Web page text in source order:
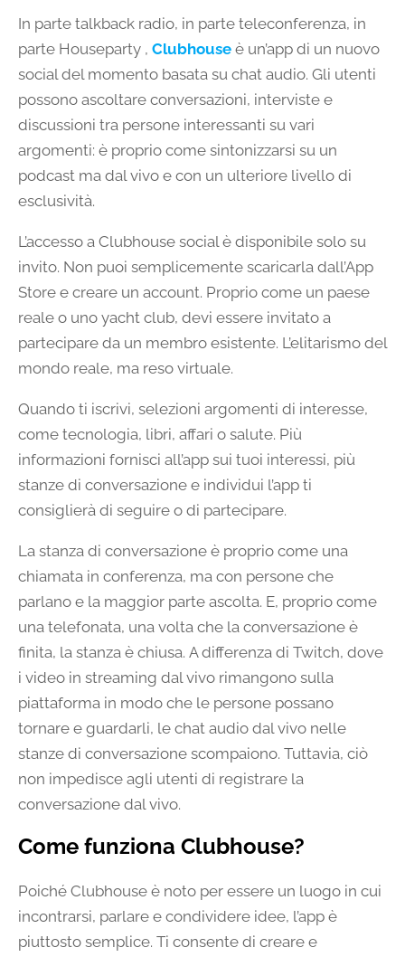
In parte talkback radio, in parte teleconferenza, in
parte Houseparty , Clubhouse è un’app di un nuovo
social del momento basata su chat audio. Gli utenti
possono ascoltare conversazioni, interviste e
discussioni tra persone interessanti su vari
argomenti: è proprio come sintonizzarsi su un
podcast ma dal vivo e con un ulteriore livello di
esclusività.
L’accesso a Clubhouse social è disponibile solo su
invito. Non puoi semplicemente scaricarla dall’App
Store e creare un account. Proprio come un paese
reale o uno yacht club, devi essere invitato a
partecipare da un membro esistente. L’elitarismo del
mondo reale, ma reso virtuale.
Quando ti iscrivi, selezioni argomenti di interesse,
come tecnologia, libri, affari o salute. Più
informazioni fornisci all’app sui tuoi interessi, più
stanze di conversazione e individui l’app ti
consiglierà di seguire o di partecipare.
La stanza di conversazione è proprio come una
chiamata in conferenza, ma con persone che
parlano e la maggior parte ascolta. E, proprio come
una telefonata, una volta che la conversazione è
finita, la stanza è chiusa. A differenza di Twitch, dove
i video in streaming dal vivo rimangono sulla
piattaforma in modo che le persone possano
tornare e guardarli, le chat audio dal vivo nelle
stanze di conversazione scompaiono. Tuttavia, ciò
non impedisce agli utenti di registrare la
conversazione dal vivo.
Come funziona Clubhouse?
Poiché Clubhouse è noto per essere un luogo in cui
incontrarsi, parlare e condividere idee, l’app è
piuttosto semplice. Ti consente di creare e